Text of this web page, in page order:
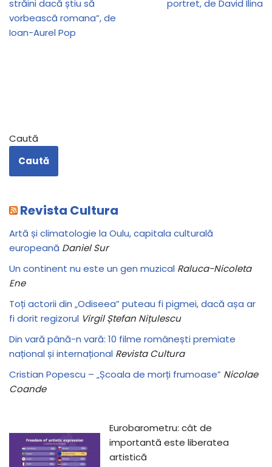
străini dacă știu să
vorbească romana”, de
Ioan-Aurel Pop
portret, de David Ilina
Caută
Caută
Revista Cultura
Artă și climatologie la Oulu, capitala culturală
europeană Daniel Sur
Un continent nu este un gen muzical Raluca-Nicoleta
Ene
Toți actorii din „Odiseea” puteau fi pigmei, dacă așa ar
fi dorit regizorul Virgil Ștefan Nițulescu
Din vară până-n vară: 10 filme românești premiate
național și internațional Revista Cultura
Cristian Popescu – „Școala de morți frumoase” Nicolae
Coande
Eurobarometru: cât de
importantă este liberatea
artistică